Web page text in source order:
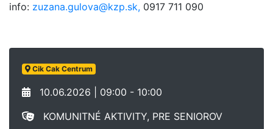
info: zuzana.gulova@kzp.sk, 0917 711 090
Cik Cak Centrum
10.06.2026 | 09:00 - 10:00
KOMUNITNÉ AKTIVITY, PRE SENIOROV